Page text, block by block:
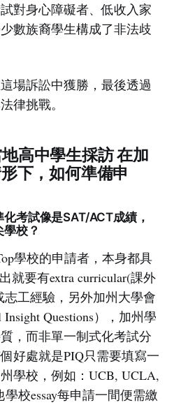
對身心障礙者、低收入家
數族裔學生構成了非法歧
場訴訟中獲勝，最後透過
律挑戰。
高中學生採訪 在加
下，如何準備申
考試像是SAT/ACT成績，
校？
學校的申請者，本身都具
就要有extra curricular(課外
工經驗，另外加州大學會
Questions），加州學
，而非單一制式化考試分
好處就是PIQ只需要填寫一
學校，例如：UCB, UCLA,
校essay每申請一間便需繳